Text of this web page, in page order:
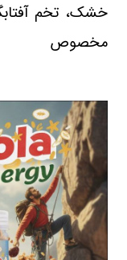
خشک، تخم
مخصوص